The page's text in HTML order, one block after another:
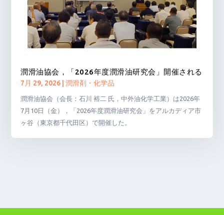
潤滑油協会，「2026年度潤滑油研究会」開催される
7月 29, 2026 |潤滑剤・化学品
潤滑油協会（会長：石川 裕二 氏，中外油化学工業）は2026年
7月10日（金），「2026年度潤滑油研究会」をアルカディア市
ヶ谷（東京都千代田区）で開催した。